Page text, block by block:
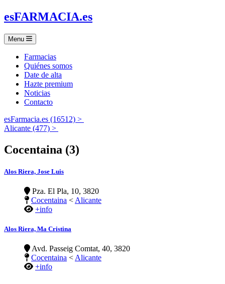
esFARMACIA.es
Menu
Farmacias
Quiénes somos
Date de alta
Hazte premium
Noticias
Contacto
esFarmacia.es (16512) >
Alicante (477) >
Cocentaina (3)
Alos Riera, Jose Luis
Pza. El Pla, 10, 3820
Cocentaina < Alicante
+info
Alos Riera, Ma Cristina
Avd. Passeig Comtat, 40, 3820
Cocentaina <Alicante
+info